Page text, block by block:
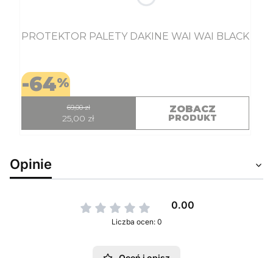
PROTEKTOR PALETY DAKINE WAI WAI BLACK
-64%
69,00 zł
25,00 zł
ZOBACZ
PRODUKT
Opinie
0.00
Liczba ocen: 0